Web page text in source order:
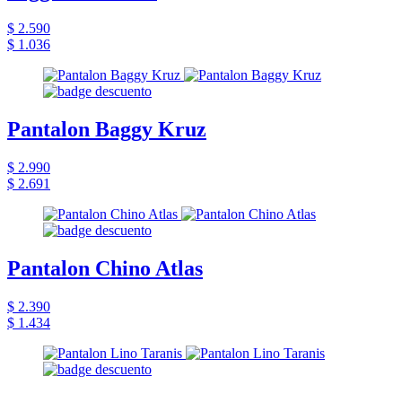
$ 2.590
$ 1.036
Pantalon Baggy Kruz
$ 2.990
$ 2.691
Pantalon Chino Atlas
$ 2.390
$ 1.434